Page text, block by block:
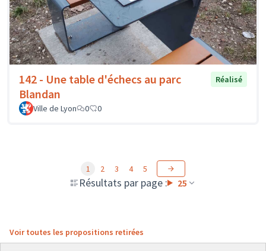
142 - Une table d'échecs au parc
Blandan
Réalisé
Ville de Lyon 0 0
Résultats par page : 25
1 2 3 4 5
Voir toutes les propositions retirées